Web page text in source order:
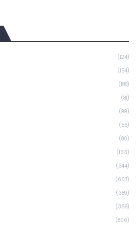
(124)
(154)
(188)
(81)
(99)
(55)
(80)
(133)
(544)
(607)
(389)
(368)
(800)